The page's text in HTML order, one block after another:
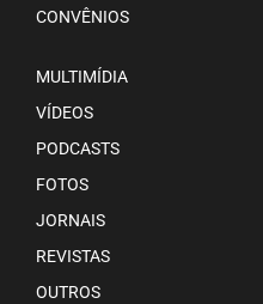
CONVÊNIOS
MULTIMÍDIA
VÍDEOS
PODCASTS
FOTOS
JORNAIS
REVISTAS
OUTROS